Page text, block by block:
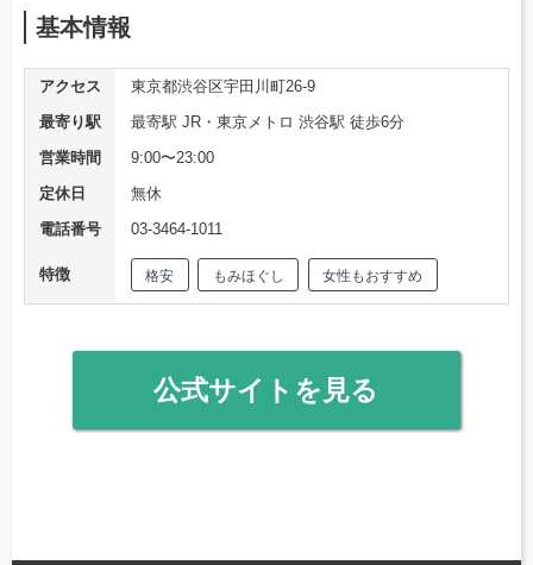
基本情報
アクセス
東京都渋谷区宇田川町26-9
最寄り駅
最寄駅 JR・東京メトロ 渋谷駅 徒歩6分
営業時間
9:00〜23:00
定休日
無休
電話番号
03-3464-1011
特徴 格安 もみほぐし 女性もおすすめ
公式サイトを見る